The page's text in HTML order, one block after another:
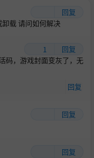
回复
载 请问如何解决
1
回复
码，游戏封面变灰了，无
回复
回复
回复